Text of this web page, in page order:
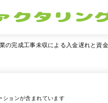
の完成工事未収による入金遅れと資
ションが含まれています